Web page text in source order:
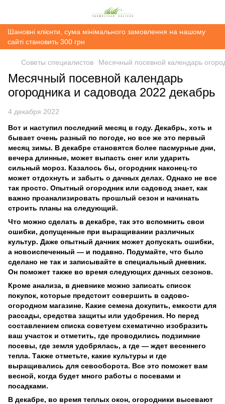
Шановні клієнти, сума мінімального замовлення на нашому
сайті становить 300 грн
Советы специалистов Месячный посевной календарь
Месячный посевной календарь
огородника и садовода 2022 декабрь
4 декабря 2022
Вот и наступил последний месяц в году. Декабрь, хоть и
бывает очень разный по погоде, но все же это первый
месяц зимы. В декабре становятся более пасмурные дни,
вечера длинные, может выпасть снег или ударить
сильный мороз. Казалось бы, огородник наконец-то
может отдохнуть и забыть о дачных делах. Однако не все
так просто. Опытный огородник или садовод знает, как
важно проанализировать прошлый сезон и начинать
строить планы на следующий.
Что можно сделать в декабре, так это вспомнить свои
ошибки, допущенные при выращивании различных
культур. Даже опытный дачник может допускать ошибки,
а новоиспеченный — и подавно. Подумайте, что было
сделано не так и записывайте в специальный дневник.
Он поможет также во время следующих дачных сезонов.
Кроме анализа, в дневнике можно записать список
покупок, которые предстоит совершить в садово-
огородном магазине. Какие семена докупить, емкости для
рассады, средства защиты или удобрения. Но перед
составлением списка советуем схематично изобразить
ваш участок и отметить, где проводились подзимние
посевы, где земля удобрялась, а где — ждет весеннего
тепла. Также отметьте, какие культуры и где
выращивались для севооборота. Все это поможет вам
весной, когда будет много работы с посевами и
посадками.
В декабре, во время теплых окон, огородники высевают